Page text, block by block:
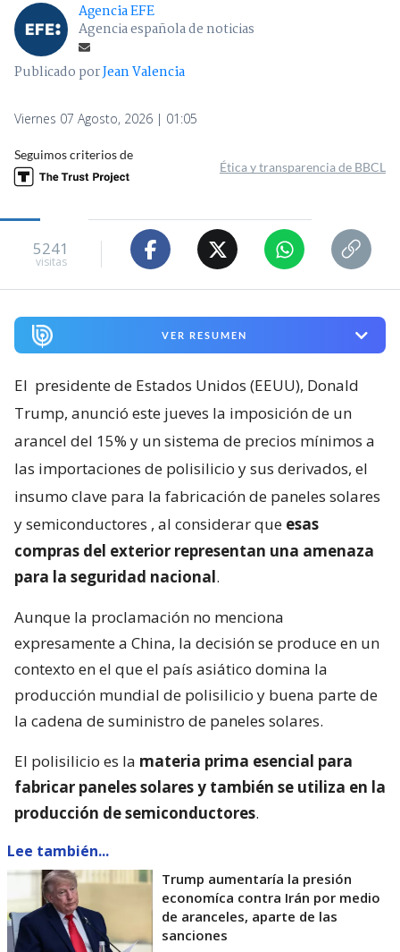
Agencia EFE
Agencia española de noticias
Publicado porJean Valencia
Viernes 07 Agosto, 2026 | 01:05
Seguimos criterios de
Ética y transparencia de BBCL
5241
visitas
VER RESUMEN
El presidente de Estados Unidos (EEUU), Donald
Trump, anunció este jueves la imposición de un
arancel del 15% y un sistema de precios mínimos a
las importaciones de polisilicio y sus derivados, el
insumo clave para la fabricación de paneles solares
y semiconductores , al considerar que esas
compras del exterior representan una amenaza
para la seguridad nacional.
Aunque la proclamación no menciona
expresamente a China, la decisión se produce en un
contexto en el que el país asiático domina la
producción mundial de polisilicio y buena parte de
la cadena de suministro de paneles solares.
El polisilicio es la materia prima esencial para
fabricar paneles solares y también se utiliza en la
producción de semiconductores.
Lee también...
Trump aumentaría la presión
economíca contra Irán por medio
de aranceles, aparte de las
sanciones